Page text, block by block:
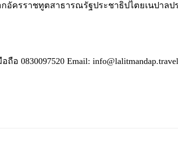
ครราชทูตสาธารณรัฐประชาธิปไตยเนปาลป
0830097520 Email: info@lalitmandap.travel